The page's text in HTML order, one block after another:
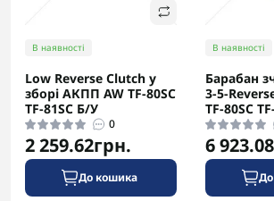
В наявності
Low Reverse Clutch у
зборі АКПП AW TF-80SC
TF-81SC Б/У
0
2 259.62грн.
До кошика
В наявності
Барабан
3-5-
TF-80SC
6